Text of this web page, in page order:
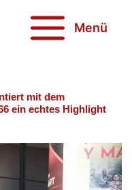
Menü
mit dem
ein echtes Highlight